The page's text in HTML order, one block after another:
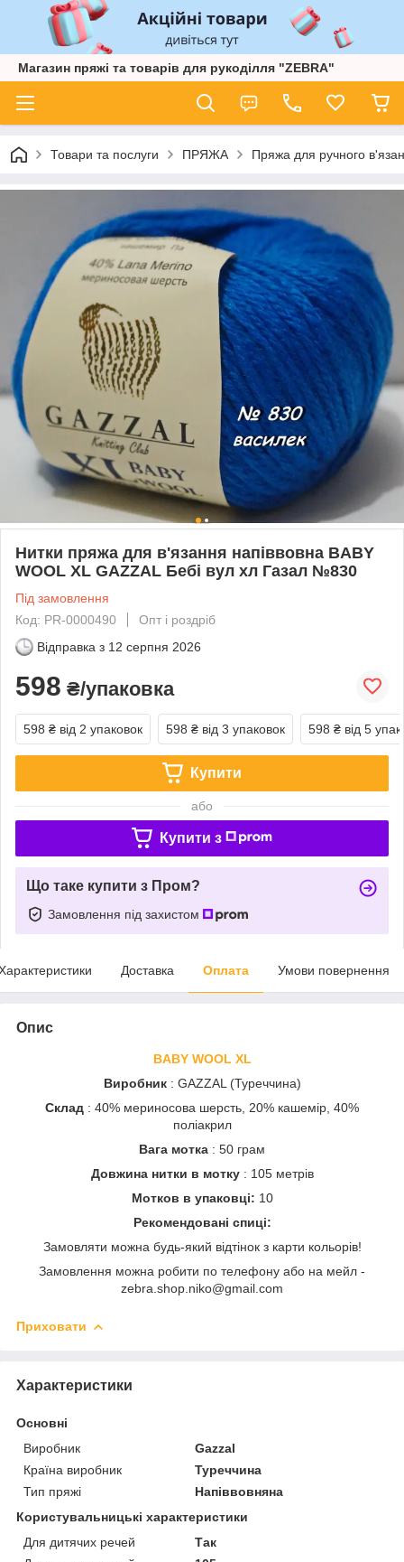
Магазин пряжі та товарів для рукоділля "ZEBRA"
Товари та послуги ПРЯЖА Пряжа для ручного
Нитки пряжа для в'язання напіввовна BABY
WOOL XL GAZZAL Бебі вул хл Газал №830
Під замовлення
Код: PR-0000490
Опт і роздріб
Відправка з 12 серпня 2026
598 ₴/упаковка
598 ₴ від 2 упаковок 598 ₴ від 3 упаковок 598 ₴ від 5
Купити
або
Купити з
Що таке купити з Пром?
Замовлення під захистом
Доставка Оплата Умови повернення
Опис
BABY WOOL XL
Виробник : GAZZAL (Туреччина)
Склад : 40% мериносова шерсть, 20% кашемір, 40%
поліакрил
Вага мотка : 50 грам
Довжина нитки в мотку : 105 метрів
Мотков в упаковці: 10
Рекомендовані спиці:
Замовляти можна будь-який відтінок з карти кольорів!
Замовлення можна робити по телефону або на мейл -
zebra.shop.niko@gmail.com
Приховати
Характеристики
Основні
Виробник
Gazzal
Країна виробник
Туреччина
Тип пряжі
Напіввовняна
Користувальницькі характеристики
Для дитячих речей
Так